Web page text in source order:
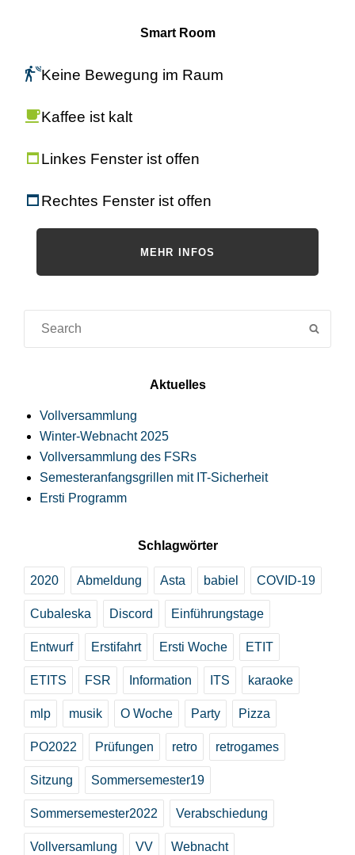
Smart Room
Keine Bewegung im Raum
Kaffee ist kalt
Linkes Fenster ist offen
Rechtes Fenster ist offen
MEHR INFOS
Aktuelles
Vollversammlung
Winter-Webnacht 2025
Vollversammlung des FSRs
Semesteranfangsgrillen mit IT-Sicherheit
Ersti Programm
Schlagwörter
2020 Abmeldung Asta babiel COVID-19
Cubaleska Discord Einführungstage
Entwurf Erstifahrt Ersti Woche ETIT
ETITS FSR Information ITS karaoke
mlp musik O Woche Party Pizza
PO2022 Prüfungen retro retrogames
Sitzung Sommersemester19
Sommersemester2022 Verabschiedung
Vollversamlung VV Webnacht